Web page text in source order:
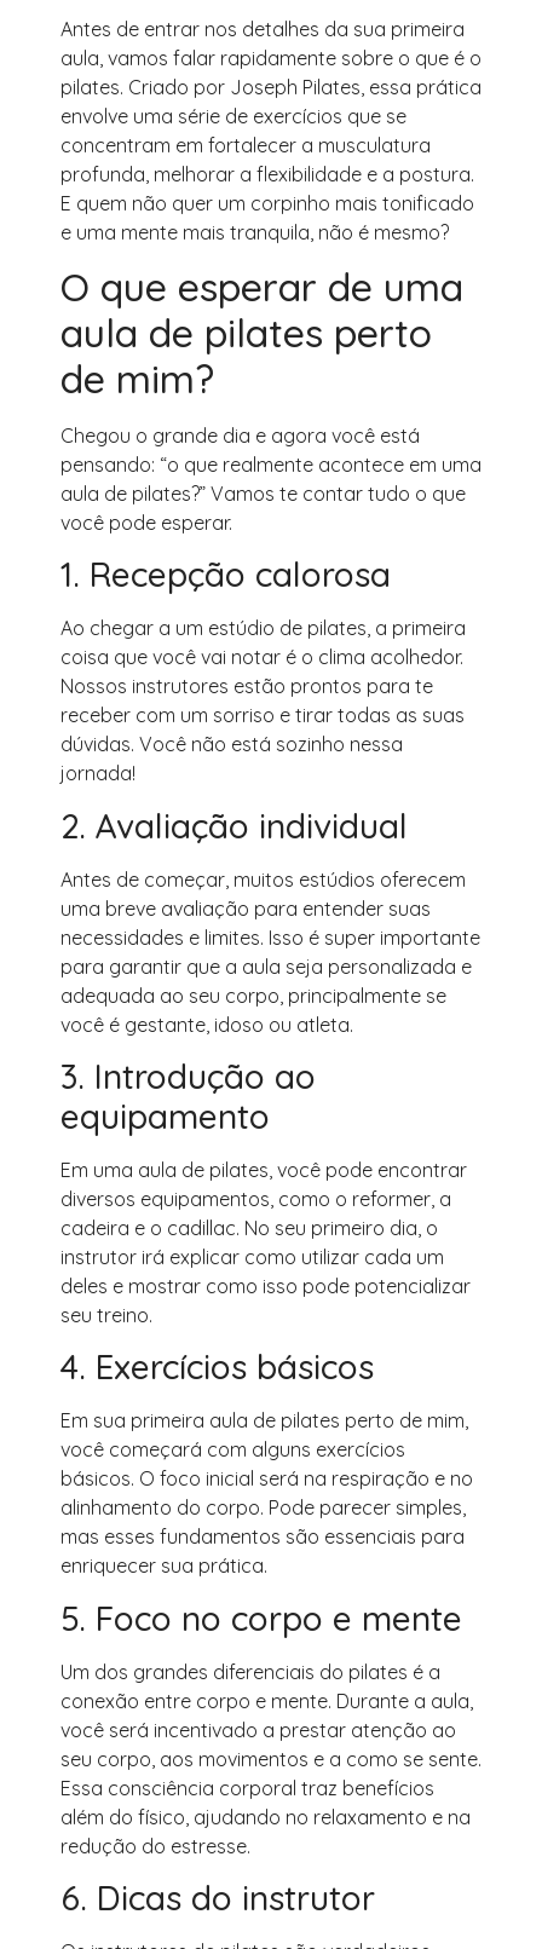
Antes de entrar nos detalhes da sua primeira
aula, vamos falar rapidamente sobre o que é o
pilates. Criado por Joseph Pilates, essa prática
envolve uma série de exercícios que se
concentram em fortalecer a musculatura
profunda, melhorar a flexibilidade e a postura.
E quem não quer um corpinho mais tonificado
e uma mente mais tranquila, não é mesmo?
O que esperar de uma
aula de pilates perto
de mim?
Chegou o grande dia e agora você está
pensando: “o que realmente acontece em uma
aula de pilates?” Vamos te contar tudo o que
você pode esperar.
1. Recepção calorosa
Ao chegar a um estúdio de pilates, a primeira
coisa que você vai notar é o clima acolhedor.
Nossos instrutores estão prontos para te
receber com um sorriso e tirar todas as suas
dúvidas. Você não está sozinho nessa
jornada!
2. Avaliação individual
Antes de começar, muitos estúdios oferecem
uma breve avaliação para entender suas
necessidades e limites. Isso é super importante
para garantir que a aula seja personalizada e
adequada ao seu corpo, principalmente se
você é gestante, idoso ou atleta.
3. Introdução ao
equipamento
Em uma aula de pilates, você pode encontrar
diversos equipamentos, como o reformer, a
cadeira e o cadillac. No seu primeiro dia, o
instrutor irá explicar como utilizar cada um
deles e mostrar como isso pode potencializar
seu treino.
4. Exercícios básicos
Em sua primeira aula de pilates perto de mim,
você começará com alguns exercícios
básicos. O foco inicial será na respiração e no
alinhamento do corpo. Pode parecer simples,
mas esses fundamentos são essenciais para
enriquecer sua prática.
5. Foco no corpo e mente
Um dos grandes diferenciais do pilates é a
conexão entre corpo e mente. Durante a aula,
você será incentivado a prestar atenção ao
seu corpo, aos movimentos e a como se sente.
Essa consciência corporal traz benefícios
além do físico, ajudando no relaxamento e na
redução do estresse.
6. Dicas do instrutor